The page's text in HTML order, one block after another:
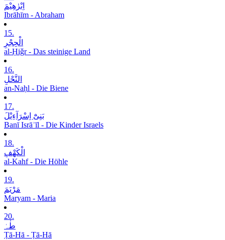
اِبْرٰھِیْمَ
Ibrāhīm - Abraham
15.
الْحِجْرِ
al-Ḥiǧr - Das steinige Land
16.
النَّحْلِ
an-Naḥl - Die Biene
17.
بَنِیْٓ اِسْرَآءِیْلَ
Banī Isrāʾīl - Die Kinder Israels
18.
الْکَھْفِ
al-Kahf - Die Höhle
19.
مَرْیَمَ
Maryam - Maria
20.
طٰہٰ
Ṭā-Hā - Ṭā-Hā